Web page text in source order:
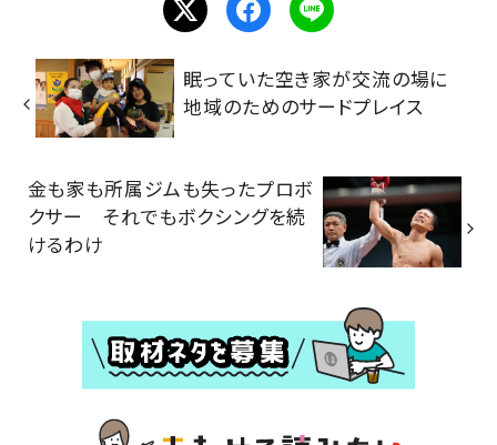
眠っていた空き家が交流の場に
地域のためのサードプレイス
金も家も所属ジムも失ったプロボ
クサー それでもボクシングを続
けるわけ